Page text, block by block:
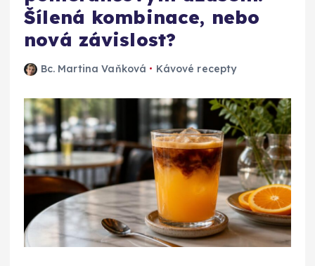
Šílená kombinace, nebo
nová závislost?
Bc. Martina Vaňková Kávové recepty